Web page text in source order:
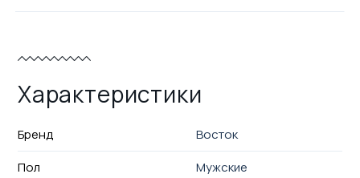
Характеристики
Бренд
Восток
Пол
Мужские